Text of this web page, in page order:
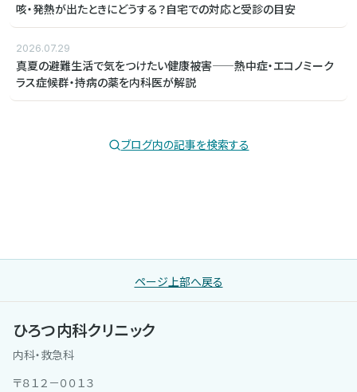
咳・発熱が出たときにどうする？自宅での対応と受診の目安
2026.07.29
真夏の避難生活で気をつけたい健康被害——熱中症・エコノミーク
ラス症候群・持病の薬を内科医が解説
ブログ内の記事を検索する
ページ上部へ戻る
ひろつ内科クリニック
内科・救急科
〒８１２－００１３